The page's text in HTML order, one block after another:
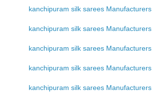
kanchipuram silk sarees Manufacturers
kanchipuram silk sarees Manufacturers
kanchipuram silk sarees Manufacturers
kanchipuram silk sarees Manufacturers
kanchipuram silk sarees Manufacturers